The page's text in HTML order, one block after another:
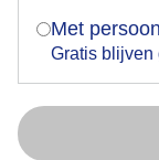
Met
Gratis blijven
Lente
Zomer